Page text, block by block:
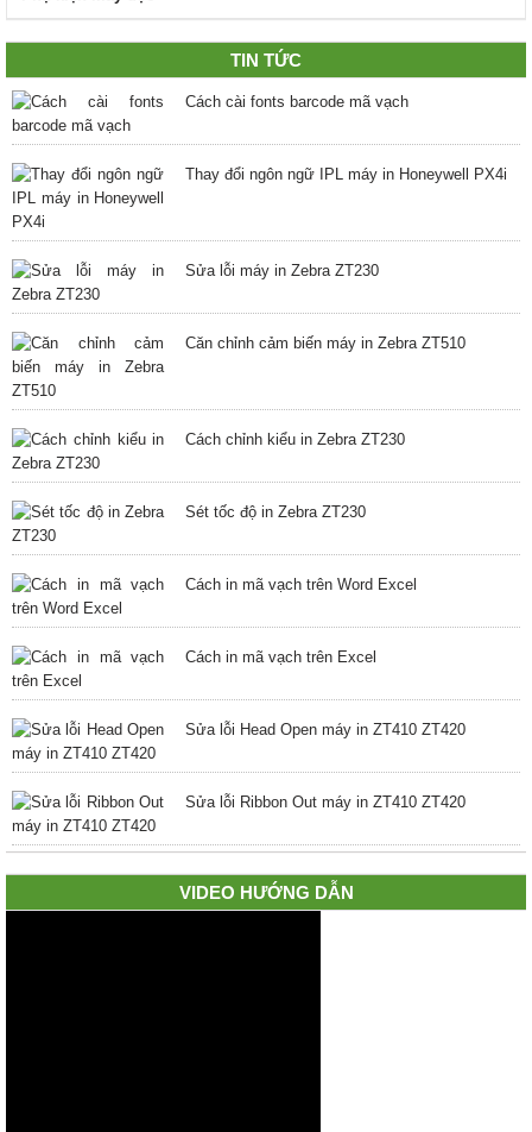
TIN TỨC
Cách cài fonts barcode mã vạch
Thay đổi ngôn ngữ IPL máy in Honeywell PX4i
Sửa lỗi máy in Zebra ZT230
Căn chỉnh cảm biến máy in Zebra ZT510
Cách chỉnh kiểu in Zebra ZT230
Sét tốc độ in Zebra ZT230
Cách in mã vạch trên Word Excel
Cách in mã vạch trên Excel
Sửa lỗi Head Open máy in ZT410 ZT420
Sửa lỗi Ribbon Out máy in ZT410 ZT420
VIDEO HƯỚNG DẪN